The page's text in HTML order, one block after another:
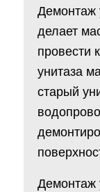
Демонтаж
делает
провести
унитаза
старый
Демонтаж